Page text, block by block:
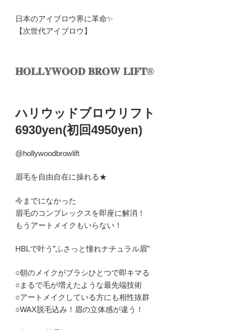
日本のアイブロウ界に革命✨
【次世代アイブロウ】
𝐇𝐎𝐋𝐋𝐘𝐖𝐎𝐎𝐃 𝐁𝐑𝐎𝐖 𝐋𝐈𝐅𝐓®︎
ハリウッドブロウリフト
6930yen(初回4950yen)
@hollywoodbrowlift
眉毛を自由自在に操れる★
今までになかった
眉毛のコンプレックスを即座に解消！
もうアートメイクもいらない！
HBLで叶う”ふさっと憧れナチュラル眉”
○朝のメイクがブラシひとつで即キマる
○まるで毛が増えたような最先端技術
○アートメイクしている方にも相性抜群
○WAX脱毛込み！眉の立体感が違う！